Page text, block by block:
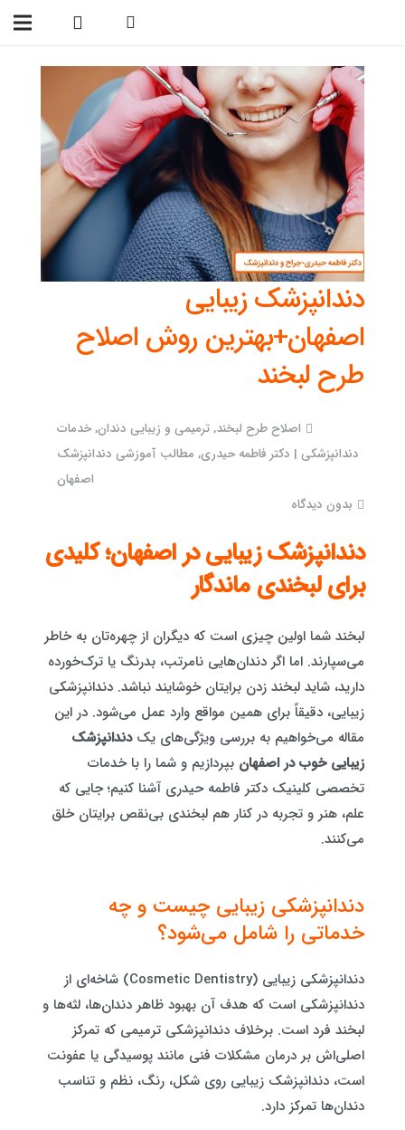
دندانپزشک زیبایی
اصفهان+بهترین روش اصلاح
طرح لبخند
اصلاح طرح لبخند,ترمیمی و زیبایی دندان,خدمات
دندانپزشکی | دکتر فاطمه حیدری, مطالب آموزشی دندانپزشک
اصفهان
بدون دیدگاه
دندانپزشک زیبایی در اصفهان؛ کلیدی
برای لبخندی ماندگار
لبخند شما اولین چیزی است که دیگران از چهره‌تان به خاطر
می‌سپارند. اما اگر دندان‌هایی نامرتب، بدرنگ یا ترک‌خورده
دارید، شاید لبخند زدن برایتان خوشایند نباشد. دندانپزشکی
زیبایی، دقیقاً برای همین مواقع وارد عمل می‌شود. در این
مقاله می‌خواهیم به بررسی ویژگی‌های یکدندانپزشک
زیبایی خوب در اصفهان بپردازیم و شما را با خدمات
تخصصی کلینیک دکتر فاطمه حیدری آشنا کنیم؛ جایی که
علم، هنر و تجربه در کنار هم لبخندی بی‌نقص برایتان خلق
می‌کنند.
دندانپزشکی زیبایی چیست و چه
خدماتی را شامل می‌شود؟
دندانپزشکی زیبایی (Cosmetic Dentistry) شاخه‌ای از
دندانپزشکی است که هدف آن بهبود ظاهر دندان‌ها، لثه‌ها و
لبخند فرد است. برخلاف دندانپزشکی ترمیمی که تمرکز
اصلی‌اش بر درمان مشکلات فنی مانند پوسیدگی یا عفونت
است، دندانپزشک زیبایی روی شکل، رنگ، نظم و تناسب
دندان‌ها تمرکز دارد.